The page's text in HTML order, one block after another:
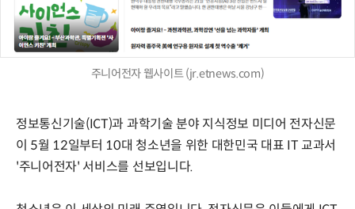
주니어전자 웹사이트 (jr.etnews.com)
정보통신기술(ICT)과 과학기술 분야 지식정보 미디어 전자신문
이 5월 12일부터 10대 청소년을 위한 대한민국 대표 IT 교과서
'주니어전자' 서비스를 선보입니다.